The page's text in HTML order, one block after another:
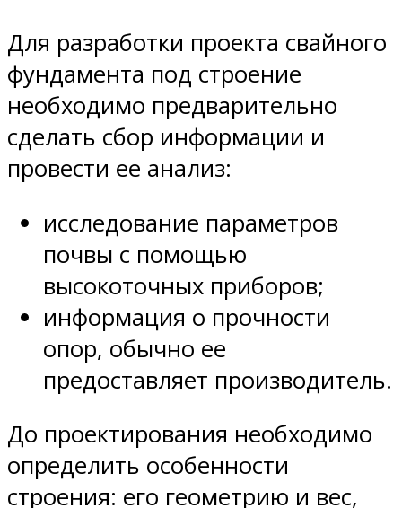
Для разработки проекта свайного
фундамента под строение
необходимо предварительно
сделать сбор информации и
провести ее анализ:
исследование параметров
почвы с помощью
высокоточных приборов;
информация о прочности
опор, обычно ее
предоставляет производитель.
До проектирования необходимо
определить особенности
строения: его геометрию и вес,